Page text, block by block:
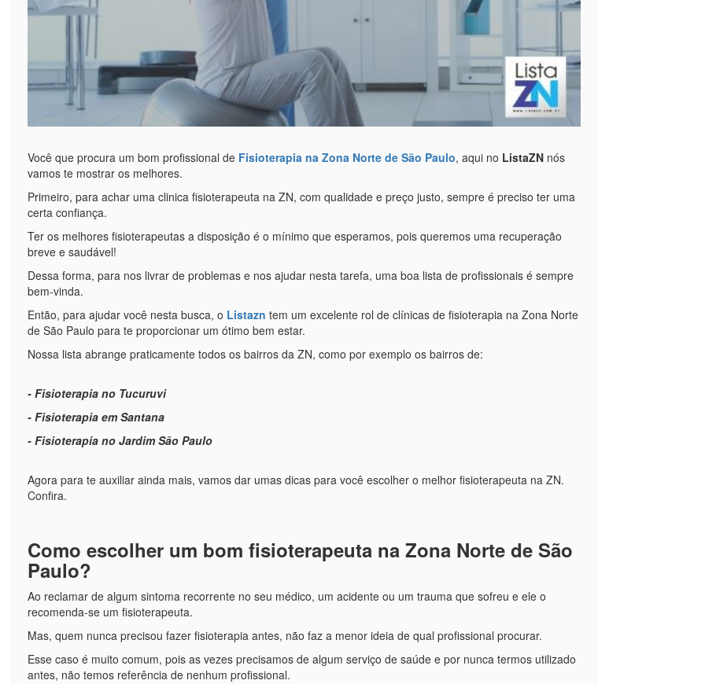
Você que procura um bom profissional de Fisioterapia na Zona Norte de São Paulo, aqui no ListaZN nós
vamos te mostrar os melhores.
Primeiro, para achar uma clinica fisioterapeuta na ZN, com qualidade e preço justo, sempre é preciso ter uma
certa confiança.
Ter os melhores fisioterapeutas a disposição é o mínimo que esperamos, pois queremos uma recuperação
breve e saudável!
Dessa forma, para nos livrar de problemas e nos ajudar nesta tarefa, uma boa lista de profissionais é sempre
bem-vinda.
Então, para ajudar você nesta busca, o Listazn tem um excelente rol de clínicas de fisioterapia na Zona Norte
de São Paulo para te proporcionar um ótimo bem estar.
Nossa lista abrange praticamente todos os bairros da ZN, como por exemplo os bairros de:
- Fisioterapia no Tucuruvi
- Fisioterapia em Santana
- Fisioterapia no Jardim São Paulo
Agora para te auxiliar ainda mais, vamos dar umas dicas para você escolher o melhor fisioterapeuta na ZN.
Confira.
Como escolher um bom fisioterapeuta na Zona Norte de São
Paulo?
Ao reclamar de algum sintoma recorrente no seu médico, um acidente ou um trauma que sofreu e ele o
recomenda-se um fisioterapeuta.
Mas, quem nunca precisou fazer fisioterapia antes, não faz a menor ideia de qual profissional procurar.
Esse caso é muito comum, pois as vezes precisamos de algum serviço de saúde e por nunca termos utilizado
antes, não temos referência de nenhum profissional.